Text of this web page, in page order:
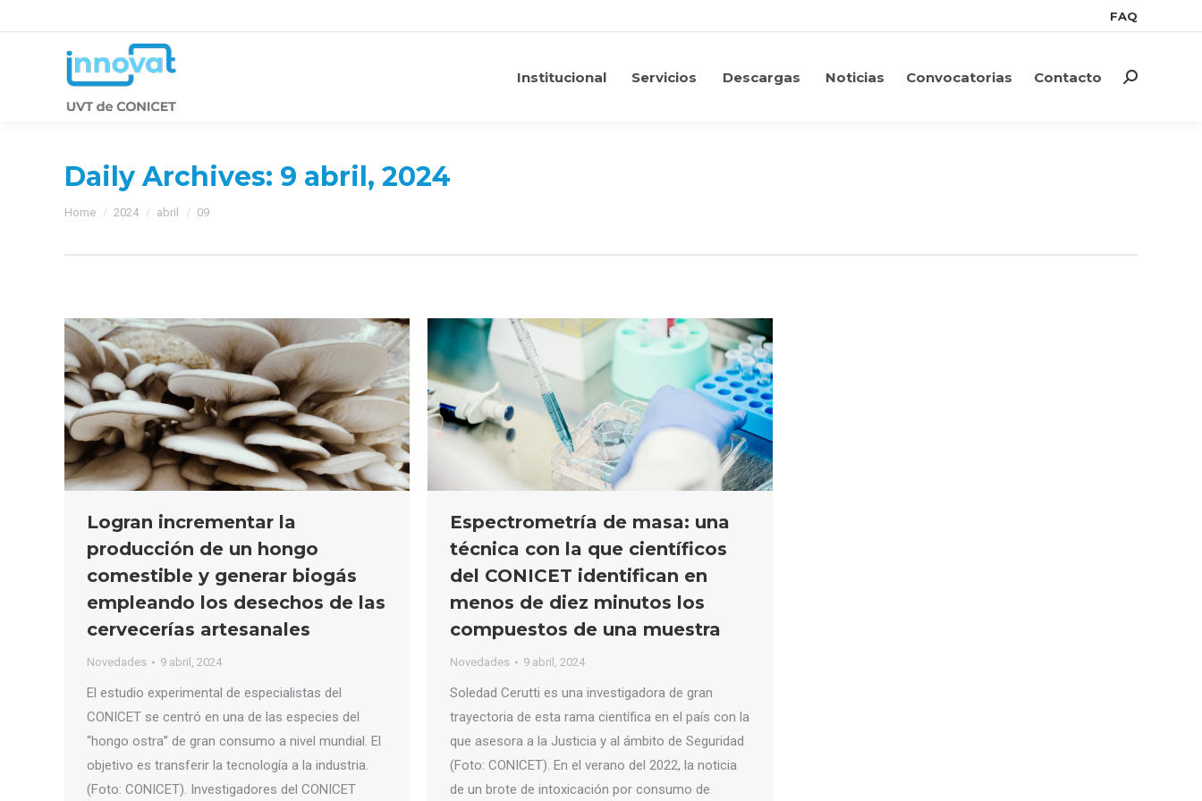
FAQ
Institucional Servicios Descargas Noticias Convocatorias Contacto Search:
Daily Archives: 9 abril, 2024
You are here:
Home 2024 abril 09
Logran incrementar la
producción de un hongo
comestible y generar biogás
empleando los desechos de las
cervecerías artesanales
Novedades 9 abril, 2024
El estudio experimental de especialistas del
CONICET se centró en una de las especies del
“hongo ostra” de gran consumo a nivel mundial. El
objetivo es transferir la tecnología a la industria.
(Foto: CONICET). Investigadores del CONICET
Espectrometría de masa: una
técnica con la que científicos
del CONICET identifican en
menos de diez minutos los
compuestos de una muestra
Novedades 9 abril, 2024
Soledad Cerutti es una investigadora de gran
trayectoria de esta rama científica en el país con la
que asesora a la Justicia y al ámbito de Seguridad
(Foto: CONICET). En el verano del 2022, la noticia
de un brote de intoxicación por consumo de
FAQ